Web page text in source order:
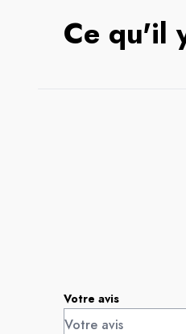
Ce qu'il
Votre avis